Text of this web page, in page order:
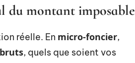
du montant imposable
réelle. En micro-foncier,
, quels que soient vos